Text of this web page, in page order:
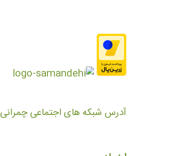
آدرس شبکه های اجتماعی چمرانی